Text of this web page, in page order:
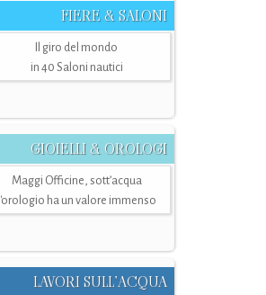
FIERE & SALONI
Il giro del mondo
in 40 Saloni nautici
GIOIELLI & OROLOGI
Maggi Officine, sott’acqua
l'orologio ha un valore immenso
LAVORI SULL’ACQUA